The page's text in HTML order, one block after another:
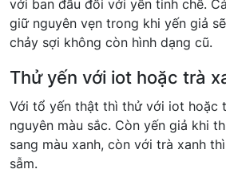
với ban đầu đối với yến tinh chế.
giữ nguyên vẹn trong khi yến giả
chảy sợi không còn hình dạng cũ.
Thử yến với iot hoặc trà
Với tổ yến thật thì thử với iot hoặc
nguyên màu sắc. Còn yến giả khi
sang màu xanh, còn với trà xanh
sẫm.